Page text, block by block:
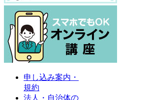
申し込み案内・
規約
法人・自治体の